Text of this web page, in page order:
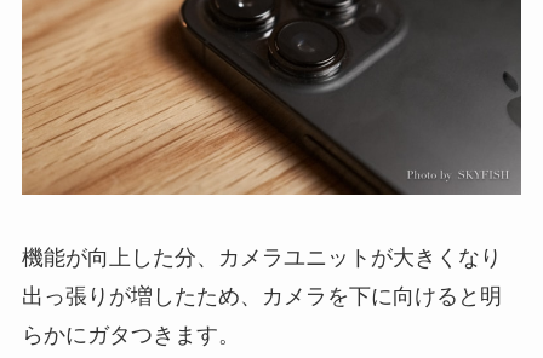
機能が向上した分、カメラユニットが大きくなり
出っ張りが増したため、カメラを下に向けると明
らかにガタつきます。